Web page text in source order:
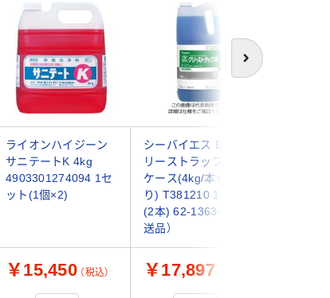
次へ
ライオンハイジーン
サニテートK 4kg
4903301274094 1セ
ット(1個×2)
シーバイエス BSSグ
リーストラップ用 1
ケース(4kg/本×2本入
り) T381210 1ケース
(2本) 62-1363-80（直
送品）
￥15,450 （税込） ￥17,897